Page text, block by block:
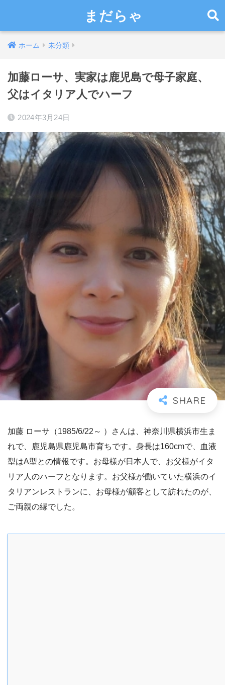
まだらゃ
ホーム 未分類
加藤ローサ、実家は鹿児島で母子家庭、
父はイタリア人でハーフ
2024年3月24日
加藤 ローサ（1985/6/22～ ）さんは、神奈川県横浜市生ま
れで、鹿児島県鹿児島市育ちです。身長は160cmで、血液
型はA型との情報です。お母様が日本人で、お父様がイタ
リア人のハーフとなります。お父様が働いていた横浜のイ
タリアンレストランに、お母様が顧客として訪れたのが、
ご両親の縁でした。